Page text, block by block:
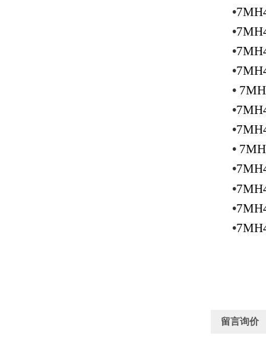
•
•
•
•
•
•
•
•
•
•
•
•
留言询价